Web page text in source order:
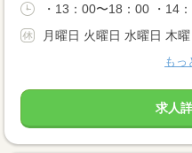
・13：00〜18：00 ・14
月曜日 火曜日 水曜日 木
もっ
求人